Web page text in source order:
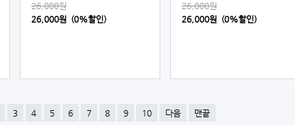
26,000원
26,000원 (0%할인)
26,000원
26,000원 (0%할인)
3 4 5 6 7 8 9 10 다음 맨끝